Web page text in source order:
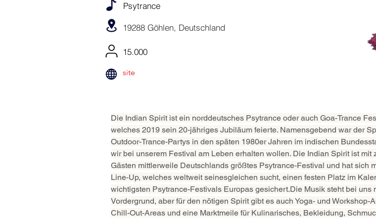
Psytrance
19288 Göhlen, Deutschland
15.000
site
Die Indian Spirit ist ein norddeutsches Psytrance oder auch Goa-Trance
welches 2019 sein 20-jähriges Jubiläum feierte. Namensgebend war der
Outdoor-Trance-Partys in den späten 1980er Jahren im indischen
wir bei unserem Festival am Leben erhalten wollen. Die Indian Spirit ist mit
Gästen mittlerweile Deutschlands größtes Psytrance-Festival und hat sich
Line-Up, welches weltweit seinesgleichen sucht, einen festen Platz im
wichtigsten Psytrance-Festivals Europas gesichert.Die Musik steht bei uns
Vordergrund, aber für den nötigen Spirit gibt es auch Yoga- und Workshop-
Chill-Out-Areas und eine Marktmeile für Kulinarisches, Bekleidung,